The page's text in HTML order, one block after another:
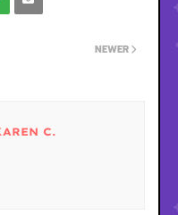
NEWER
C.